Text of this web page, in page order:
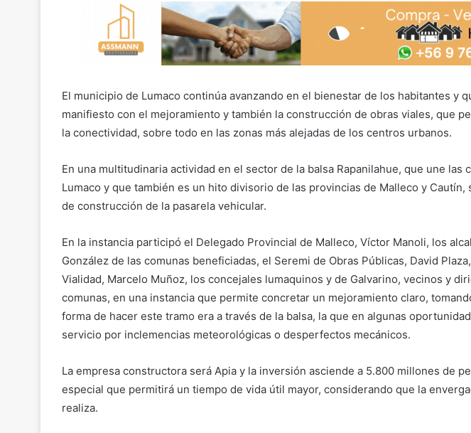
El municipio de Lumaco continúa avanzando en el bienestar de los habitantes y
manifiesto con el mejoramiento y también la construcción de obras viales, que
la conectividad, sobre todo en las zonas más alejadas de los centros urbanos.
En una multitudinaria actividad en el sector de la balsa Rapanilahue, que une las
Lumaco y que también es un hito divisorio de las provincias de Malleco y
de construcción de la pasarela vehicular.
En la instancia participó el Delegado Provincial de Malleco, Víctor Manoli, los
González de las comunas beneficiadas, el Seremi de Obras Públicas, David
Vialidad, Marcelo Muñoz, los concejales lumaquinos y de Galvarino, vecinos y
comunas, en una instancia que permite concretar un mejoramiento claro,
forma de hacer este tramo era a través de la balsa, la que en algunas
servicio por inclemencias meteorológicas o desperfectos mecánicos.
La empresa constructora será Apia y la inversión asciende a 5.800 millones de
especial que permitirá un tiempo de vida útil mayor, considerando que la
realiza.